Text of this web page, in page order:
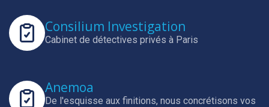
Consilium Investigation
Cabinet de détectives privés à Paris
Anemoa
De l'esquisse aux finitions, nous concrétisons vos